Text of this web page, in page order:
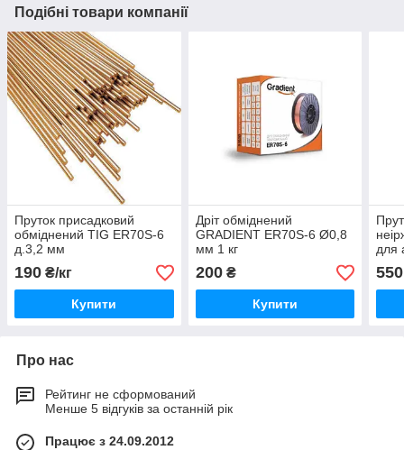
Подібні товари компанії
Пруток присадковий
обміднений TIG ER70S-6
д.3,2 мм
190 ₴/кг
Купити
Дріт обміднений
GRADIENT ER70S-6 Ø0,8
мм 1 кг
200₴
Купити
для
550
Про нас
Рейтинг не сформований
Менше 5 відгуків за останній рік
Працює з 24.09.2012